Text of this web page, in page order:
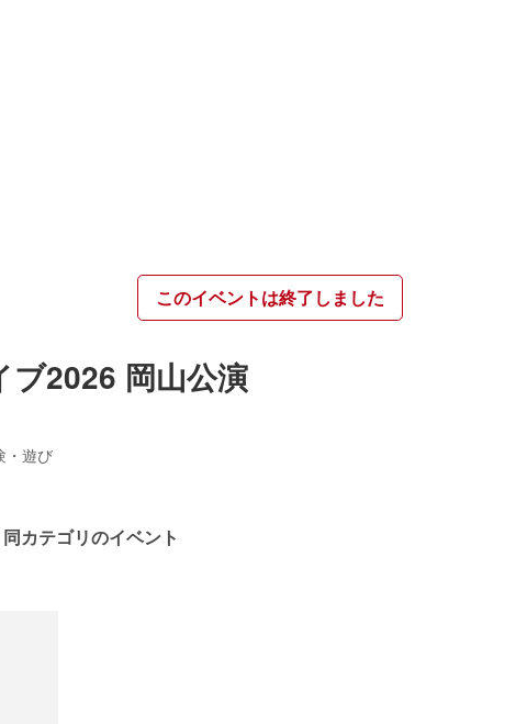
このイベントは終了しました
2026 岡山公演
・遊び
同カテゴリのイベント